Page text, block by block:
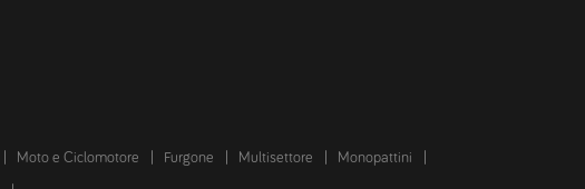
Moto e Ciclomotore Furgone Multisettore Monopattini